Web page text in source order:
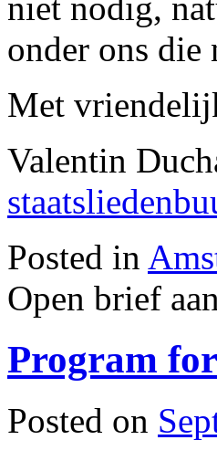
onder ons
Met
Valentin
Posted in
Open brief
Program
Posted on